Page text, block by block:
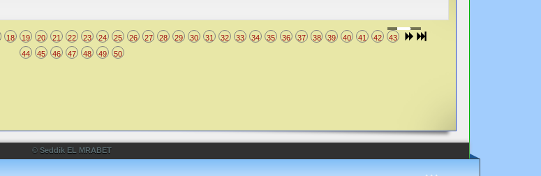
© Seddik EL MRABET
18 19 20 21 22 23 24 25 26 27 28 29 30 31 32 33 34 35 36 37 38 39 40 41 42
43
44
45 46 47 48 49 50